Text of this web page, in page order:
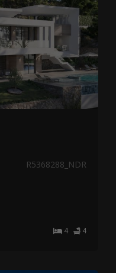
R5368288_NDR
4 4